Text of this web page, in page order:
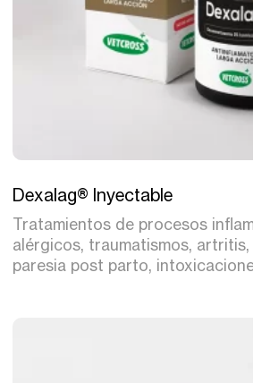
Tratamiento
Dexalag® Inyectable
Tratamientos de procesos
alérgicos, traumatismos, artritis,
paresia post parto,